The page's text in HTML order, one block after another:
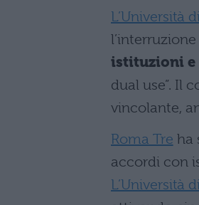
L’Università
istituzioni e
dual use”. Il
vincolante,
Roma Tre ha
accordi con
L’Università